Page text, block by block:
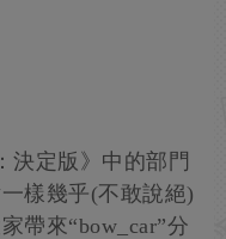
決定版》中的部門
樣幾乎(不敢說絕)
帶來“bow_car”分